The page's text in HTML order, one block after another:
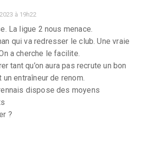
à 19h22
La ligue 2 nous menace.
qui va redresser le club. Une vraie
a cherche le facilite.
tant qu’on aura pas recrute un bon
entraîneur de renom.
dispose des moyens
?